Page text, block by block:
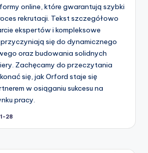
online, które gwarantują szybki
rekrutacji. Tekst szczegółowo
ekspertów i kompleksowe
się do dynamicznego
oraz budowania solidnych
Zachęcamy do przeczytania
się, jak Orford staje się
w osiąganiu sukcesu na
pracy.
28